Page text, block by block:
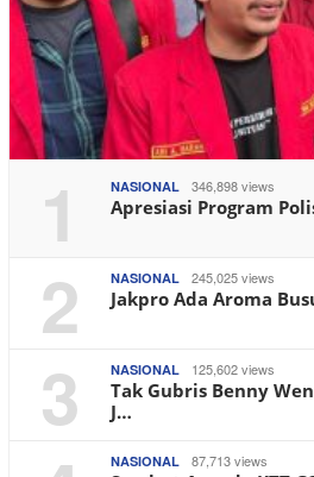
1 NASIONAL 346,898 views
Apresiasi Program
2 NASIONAL 245,025 views
Jakpro Ada Aroma
3 NASIONAL 125,602 views
Tak Gubris Benny
J…
NASIONAL 87,713 views